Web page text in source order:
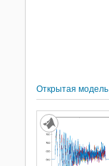
Открытая модель